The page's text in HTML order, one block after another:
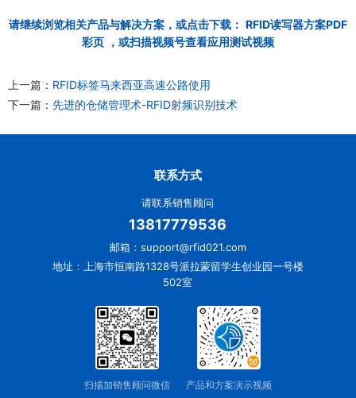
请继续浏览相关产品与解决方案，或点击下载： RFID读写器方案PDF
彩页 ，或扫描视频号查看应用测试视频
上一篇： RFID标签马来西亚高速公路使用
下一篇： 先进的仓储管理术-RFID射频识别技术
联系方式
请联系销售顾问
13817779536
邮箱：support@rfid021.com
地址：上海市恒南路1328号派拉蒙留学生创业园一号楼
502室
扫描加销售顾问微信 产品和方案演示视频